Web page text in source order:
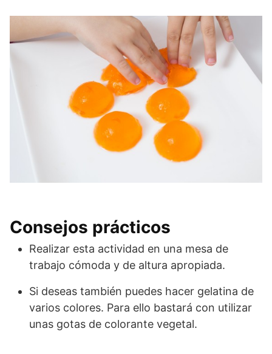
Consejos prácticos
Realizar esta actividad en una mesa de
trabajo cómoda y de altura apropiada.
Si deseas también puedes hacer gelatina de
varios colores. Para ello bastará con utilizar
unas gotas de colorante vegetal.